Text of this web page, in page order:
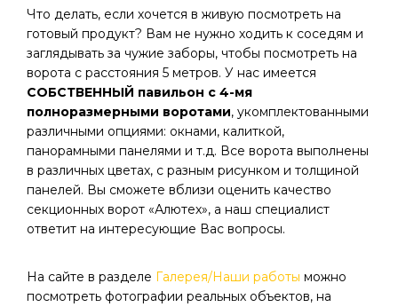
Что делать, если хочется в живую посмотреть на
готовый продукт? Вам не нужно ходить к соседям и
заглядывать за чужие заборы, чтобы посмотреть на
ворота с расстояния 5 метров. У нас имеется
СОБСТВЕННЫЙ павильон с 4-мя
полноразмерными воротами, укомплектованными
различными опциями: окнами, калиткой,
панорамными панелями и т.д. Все ворота выполнены
в различных цветах, с разным рисунком и толщиной
панелей. Вы сможете вблизи оценить качество
секционных ворот «Алютех», а наш специалист
ответит на интересующие Вас вопросы.
На сайте в разделе Галерея/Наши работы можно
посмотреть фотографии реальных объектов, на